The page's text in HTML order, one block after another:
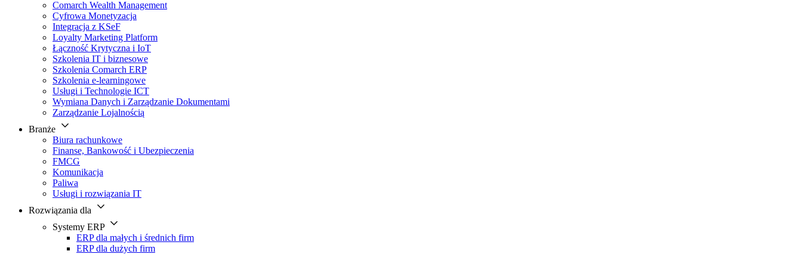
Comarch Wealth Management
Cyfrowa Monetyzacja
Integracja z KSeF
Loyalty Marketing Platform
Łączność Krytyczna i IoT
Szkolenia IT i biznesowe
Szkolenia Comarch ERP
Szkolenia e-learningowe
Usługi i Technologie ICT
Wymiana Danych i Zarządzanie Dokumentami
Zarządzanie Lojalnością
Branże
Biura rachunkowe
Finanse, Bankowość i Ubezpieczenia
FMCG
Komunikacja
Paliwa
Usługi i rozwiązania IT
Rozwiązania dla
Systemy ERP
ERP dla małych i średnich firm
ERP dla dużych firm